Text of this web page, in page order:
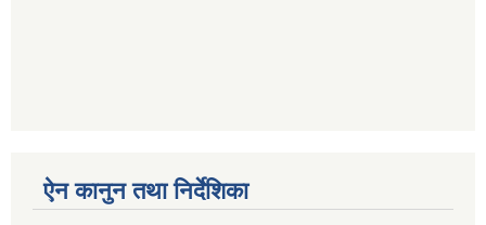
ऐन कानुन तथा निर्देशिका